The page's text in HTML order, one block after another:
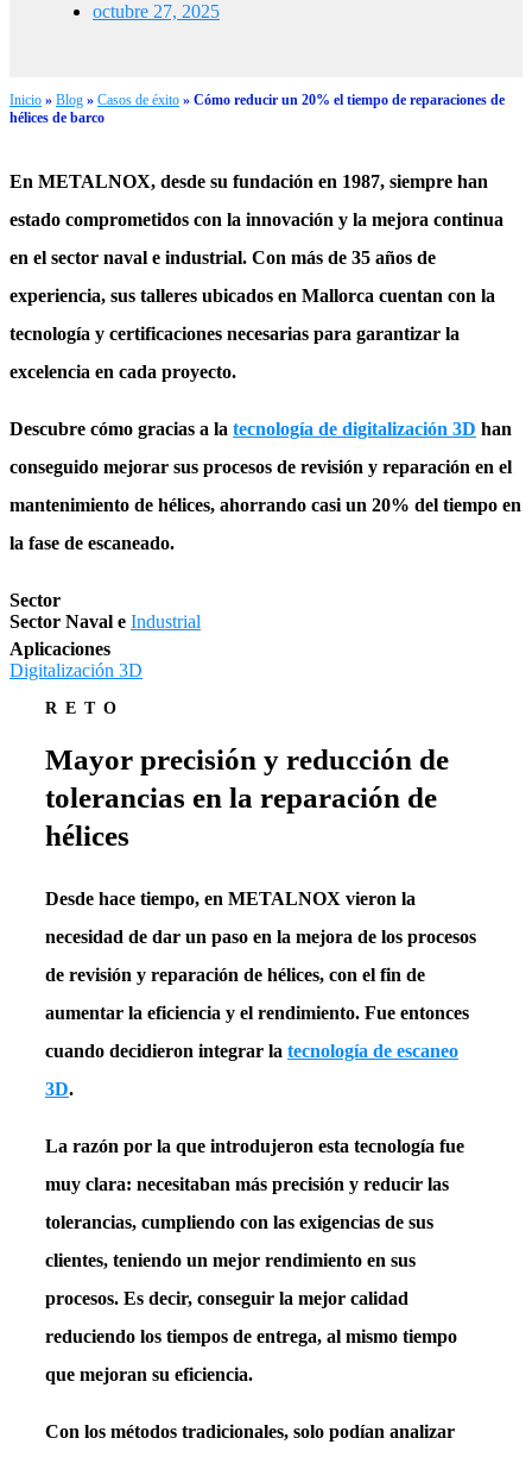
octubre 27, 2025
Inicio » Blog » Casos de éxito » Cómo reducir un 20% el tiempo de reparaciones de
hélices de barco
En METALNOX, desde su fundación en 1987, siempre han
estado comprometidos con la innovación y la mejora continua
en el sector naval e industrial. Con más de 35 años de
experiencia, sus talleres ubicados en Mallorca cuentan con la
tecnología y certificaciones necesarias para garantizar la
excelencia en cada proyecto.
Descubre cómo gracias a la tecnología de digitalización 3D han
conseguido mejorar sus procesos de revisión y reparación en el
mantenimiento de hélices, ahorrando casi un 20% del tiempo en
la fase de escaneado.
Sector
Sector Naval e Industrial
Aplicaciones
Digitalización 3D
RETO
Mayor precisión y reducción de
tolerancias en la reparación de
hélices
Desde hace tiempo, en METALNOX vieron la
necesidad de dar un paso en la mejora de los procesos
de revisión y reparación de hélices, con el fin de
aumentar la eficiencia y el rendimiento. Fue entonces
cuando decidieron integrar la tecnología de escaneo
3D.
La razón por la que introdujeron esta tecnología fue
muy clara: necesitaban más precisión y reducir las
tolerancias, cumpliendo con las exigencias de sus
clientes, teniendo un mejor rendimiento en sus
procesos. Es decir, conseguir la mejor calidad
reduciendo los tiempos de entrega, al mismo tiempo
que mejoran su eficiencia.
Con los métodos tradicionales, solo podían analizar